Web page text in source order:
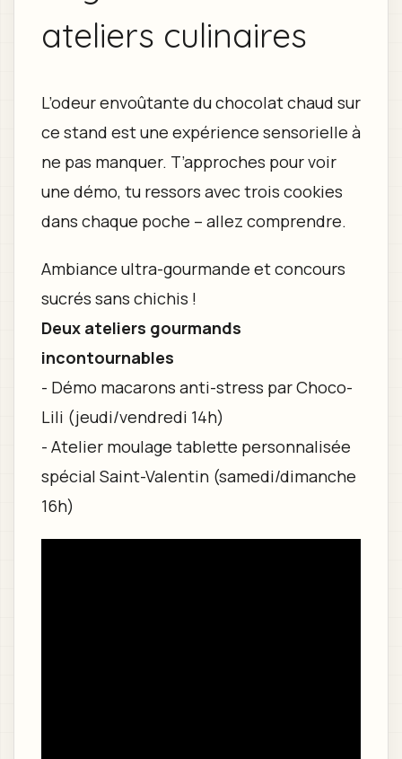
ateliers culinaires
L’odeur envoûtante du chocolat chaud sur
ce stand est une expérience sensorielle à
ne pas manquer. T’approches pour voir
une démo, tu ressors avec trois cookies
dans chaque poche – allez comprendre.
Ambiance ultra-gourmande et concours
sucrés sans chichis !
Deux ateliers gourmands
incontournables
- Démo macarons anti-stress par Choco-
Lili (jeudi/vendredi 14h)
- Atelier moulage tablette personnalisée
spécial Saint-Valentin (samedi/dimanche
16h)